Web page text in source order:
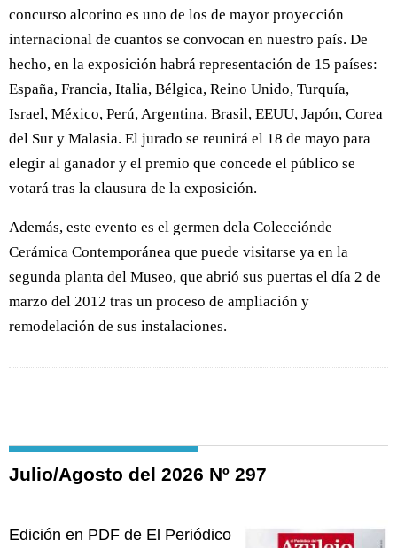
concurso alcorino es uno de los de mayor proyección
internacional de cuantos se convocan en nuestro país. De
hecho, en la exposición habrá representación de 15 países:
España, Francia, Italia, Bélgica, Reino Unido, Turquía,
Israel, México, Perú, Argentina, Brasil, EEUU, Japón, Corea
del Sur y Malasia. El jurado se reunirá el 18 de mayo para
elegir al ganador y el premio que concede el público se
votará tras la clausura de la exposición.
Además, este evento es el germen dela Colecciónde
Cerámica Contemporánea que puede visitarse ya en la
segunda planta del Museo, que abrió sus puertas el día 2 de
marzo del 2012 tras un proceso de ampliación y
remodelación de sus instalaciones.
Julio/Agosto del 2026 Nº 297
Edición en PDF de El Periódico